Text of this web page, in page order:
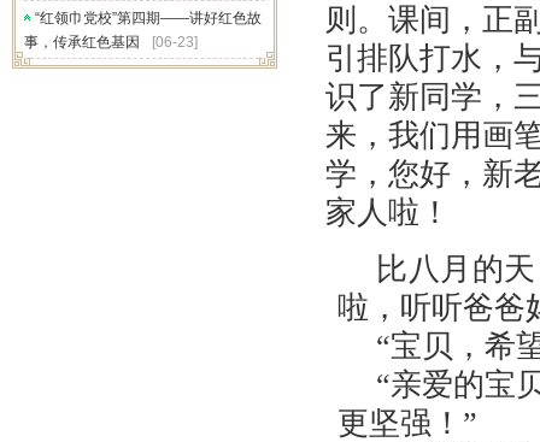
“红领巾党校”第四期——讲好红色故
事，传承红色基因
[06-23]
则。课间，正
引排队打水，
识了新同学，
来，我们用画
学，您好，新
家人啦！
比八月的
啦，听听爸爸
“宝贝，希
“亲爱的宝
更坚强！”